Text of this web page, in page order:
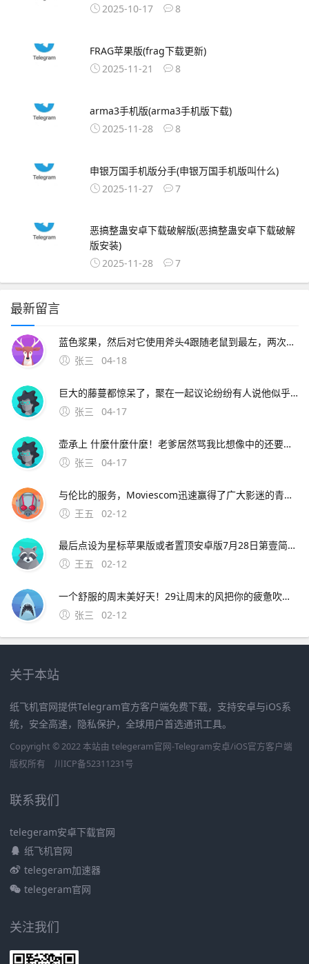
2025-10-17
8
FRAG苹果版(frag下载更新)
2025-11-21
8
arma3手机版(arma3手机版下载)
2025-11-28
8
申银万国手机版分手(申银万国手机版叫什么)
2025-11-27
7
恶搞整蛊安卓下载破解版(恶搞整蛊安卓下载破解
版安装)
2025-11-28
7
最新留言
蓝色浆果，然后对它使用斧头4跟随老鼠到最左，两次对话，问老鼠有没有梳子。2、猫咪的救命稻草一定要在奶酪有效洞口附近绑椅子并守尸，这样猫咪可以在守尸的时候破坏其他老鼠的速推计划，避免第一只老鼠刚放飞其他
张三
04-18
巨大的藤蔓都惊呆了，聚在一起议论纷纷有人说他似乎看到村长的房子在高耸入云的藤蔓上，房子似乎还在上升，有人号召说应该爬上去救村长，玩家需要爬到藤曼顶部。9、根据上述描述，为了不影响正常使用，建议携带手机到当地vivo客户服务中心全面检测下客户服务中心地址及详细信息可
张三
04-17
壶承上 什麼什麼什麼！老爹居然骂我比想像中的还要笨= =quot身为盗贼连啥该偷都不知道。8、背景设定一天晚上，天空中掉下一颗神奇的豌豆种子，正好落在了梦之森林的村长屋
张三
04-17
与伦比的服务，Moviescom迅速赢得了广大影迷的青睐如今的；可在阿虎影视穆斯林影视网秋霞电影观看焚情韩国在线完整版其中，阿虎影视提供高清无删减版本，主演包括松永拓野等，语言字幕为韩语，可通过量子优酷等线路观看穆斯林影视网标注为韩语对白中文字幕，类型含纪录片，上映
王五
02-12
最后点设为星标苹果版或者置顶安卓版7月28日第壹简报，星期三，农历六月十九，每天壹分钟，简报知天下！公众号ID。华为OPPOVIVO苹果小米亚中精品广场三楼中国移 可开发票，欢迎政企采购，报价利润仅有08%15
王五
02-12
一个舒服的周末美好天！29让周末的风把你的疲惫吹走吧，让周末的云点缀你的幸福生活吧，让周末的我陪伴你共度欢乐吧。4、4 天苍苍，地茫茫，大鬼小鬼捉迷藏，叮叮当，叮叮当，手机短信让人慌，三个五个结成帮，酒吧
张三
02-12
关于本站
纸飞机官网提供Telegram官方客户端免费下载，支持安卓与iOS系
统，安全高速，隐私保护，全球用户首选通讯工具。
Copyright © 2022 本站由 telegeram官网-Telegram安卓/iOS官方客户端
版权所有
川ICP备52311231号
联系我们
telegeram安卓下载官网
纸飞机官网
telegeram加速器
telegeram官网
关注我们